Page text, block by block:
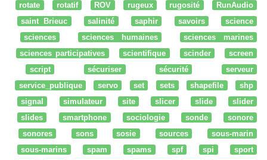
rotate
rotatif ROV rugeux rugosité
RunAudio
saint Brieuc
salinité saphir savoirs
science
sciences
sciences humaines
sciences marines
sciences participatives
scientifique scinder
screen
script
sécuriser sécurité
serveur
service_publique
servo set sets shapefile
shp
signal
simulateur site slicer slide
slider
slides
smartphone sociologie sonde
sonore
sonores
sons sosie sources
sous-marin
sous-marins
spam spams spf spi
sport